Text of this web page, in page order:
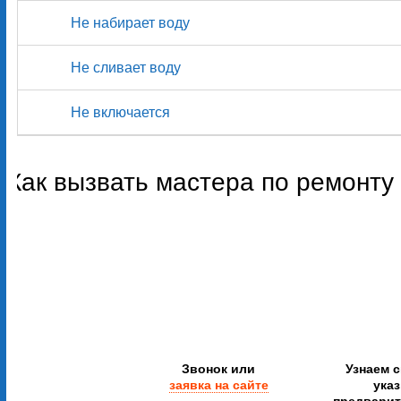
Не набирает воду
Не сливает воду
Не включается
Как вызвать мастера по
Звонок или
заявка на сайте
Узнаем